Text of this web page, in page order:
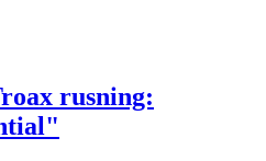
rusning: